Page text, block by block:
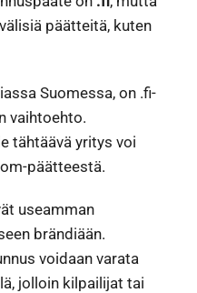
päätteitä, kuten
Suomessa, on .fi-
vaihtoehto.
tähtäävä yritys voi
päätteestä.
useamman
brändiään.
voidaan varata
jolloin kilpailijat tai